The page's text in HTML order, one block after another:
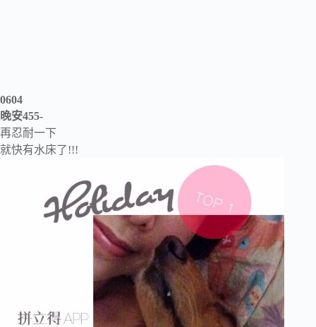
0604
晚安455-
再忍耐一下
就快有水床了!!!